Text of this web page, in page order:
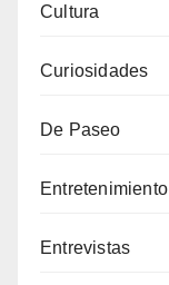
Cultura
Curiosidades
De Paseo
Entretenimiento
Entrevistas